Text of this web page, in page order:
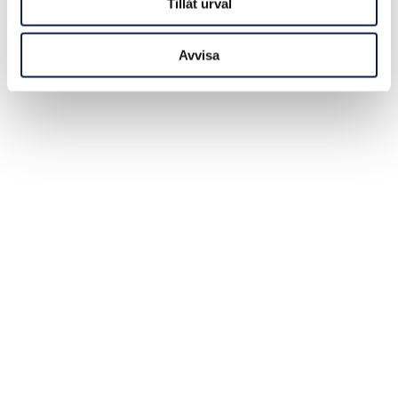
Tillåt urval
Avvisa